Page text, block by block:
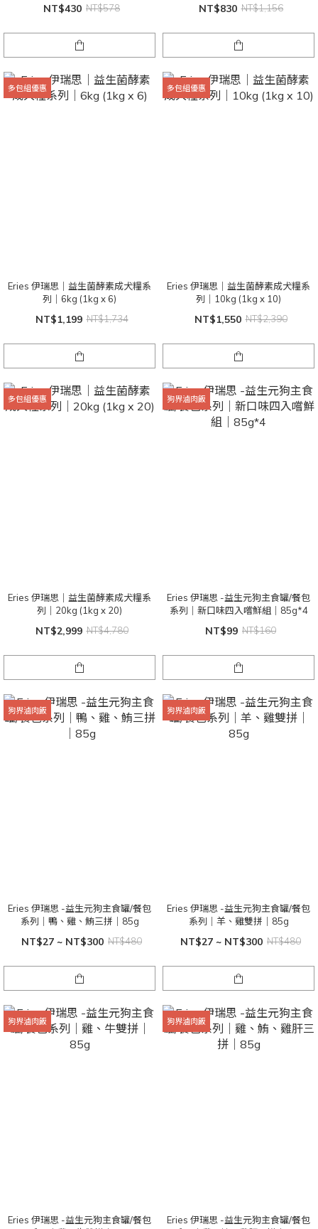
NT$430 NT$578 NT$830 NT$1,156
多包組優惠
Eries 伊瑞思｜益生菌酵素成犬糧系
列｜6kg (1kg x 6)
NT$1,199 NT$1,734
多包組優惠
Eries 伊瑞思｜益生菌酵素成犬糧系
列｜10kg (1kg x 10)
NT$1,550 NT$2,390
多包組優惠
Eries 伊瑞思｜益生菌酵素成犬糧系
列｜20kg (1kg x 20)
NT$2,999 NT$4,780
狗界滷肉飯
Eries 伊瑞思 -益生元狗主食罐/餐包
系列｜新口味四入嚐鮮組｜85g*4
NT$99 NT$160
狗界滷肉飯
Eries 伊瑞思 -益生元狗主食罐/餐包
系列｜鴨、雞、鮪三拼｜85g
NT$27 ~ NT$300 NT$480
狗界滷肉飯
Eries 伊瑞思 -益生元狗主食罐/餐包
系列｜羊、雞雙拼｜85g
NT$27 ~ NT$300 NT$480
狗界滷肉飯
Eries 伊瑞思 -益生元狗主食罐/餐包
狗界滷肉飯
Eries 伊瑞思 -益生元狗主食罐/餐包